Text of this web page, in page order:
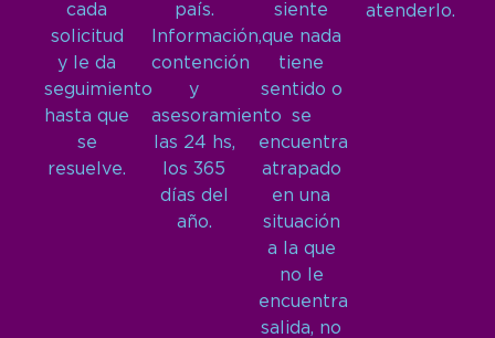
cada
solicitud
y le da
seguimiento
hasta que
se
resuelve.
país.
Información,
contención
y
asesoramiento
las 24 hs,
los 365
días del
año.
siente
que nada
tiene
sentido o
se
encuentra
atrapado
en una
situación
a la que
no le
encuentra
salida, no
atenderlo.